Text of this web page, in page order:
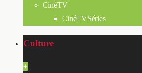
CinéTV
CinéTVSéries
Culture
+